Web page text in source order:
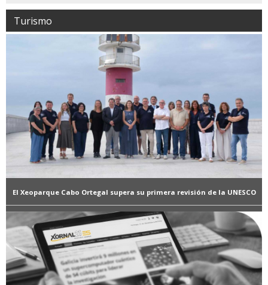
Turismo
El Xeoparque Cabo Ortegal supera su primera revisión de la UNESCO